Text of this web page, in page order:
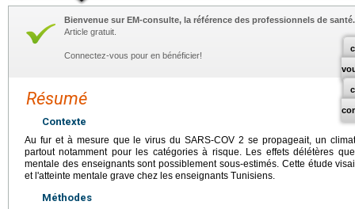
Bienvenue sur EM-consulte, la référence des professionnels de santé.
Article gratuit.
Connectez-vous pour en bénéficier!
Résumé
Contexte
Au fur et à mesure que le virus du SARS-COV 2 se propageait, un
partout notamment pour les catégories à risque. Les effets délétères
mentale des enseignants sont possiblement sous-estimés. Cette étude
et l'atteinte mentale grave chez les enseignants Tunisiens.
Méthodes